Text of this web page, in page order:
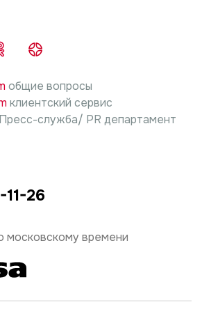
работы.
московскому времени
26
общие вопросы
клиентский сервис
Пресс-служба/ PR департамент